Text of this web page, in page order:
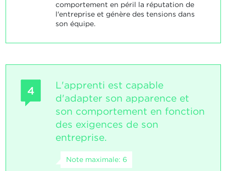
comportement en péril la réputation de
l'entreprise et génère des tensions dans
son équipe.
4
L'apprenti est capable
d'adapter son apparence et
son comportement en fonction
des exigences de son
entreprise.
Note maximale: 6